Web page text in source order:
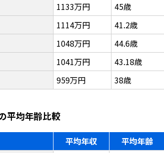
1133万円
45歳
1114万円
41.2歳
1048万円
44.6歳
1041万円
43.18歳
959万円 38歳
平均年齢比較
平均年収
平均年齢